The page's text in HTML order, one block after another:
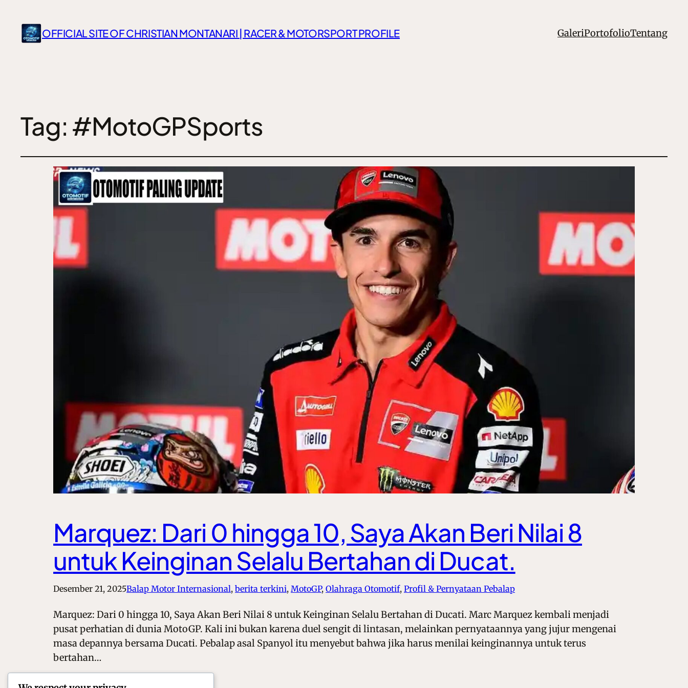
OFFICIAL SITE OF CHRISTIAN MONTANARI | RACER & MOTORSPORT PROFILE GaleriPortofolioTentang
Tag: #MotoGPSports
Marquez: Dari 0 hingga 10, Saya Akan Beri Nilai 8
untuk Keinginan Selalu Bertahan di Ducat.
Desember 21, 2025Balap Motor Internasional, berita terkini, MotoGP, Olahraga Otomotif, Profil & Pernyataan Pebalap
Marquez: Dari 0 hingga 10, Saya Akan Beri Nilai 8 untuk Keinginan Selalu Bertahan di Ducati. Marc Marquez kembali menjadi
pusat perhatian di dunia MotoGP. Kali ini bukan karena duel sengit di lintasan, melainkan pernyataannya yang jujur mengenai
masa depannya bersama Ducati. Pebalap asal Spanyol itu menyebut bahwa jika harus menilai keinginannya untuk terus
bertahan…